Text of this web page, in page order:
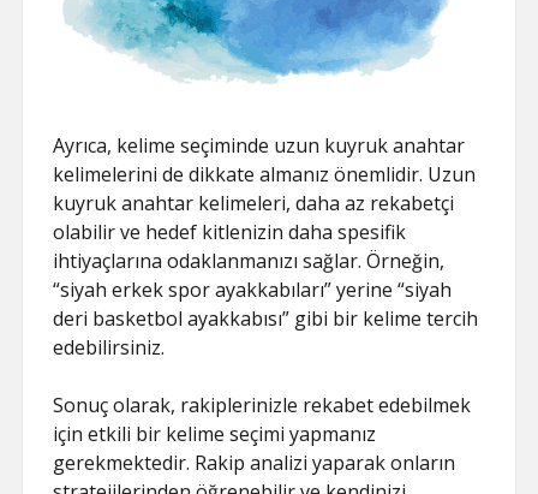
Ayrıca, kelime seçiminde uzun kuyruk anahtar
kelimelerini de dikkate almanız önemlidir. Uzun
kuyruk anahtar kelimeleri, daha az rekabetçi
olabilir ve hedef kitlenizin daha spesifik
ihtiyaçlarına odaklanmanızı sağlar. Örneğin,
“siyah erkek spor ayakkabıları” yerine “siyah
deri basketbol ayakkabısı” gibi bir kelime tercih
edebilirsiniz.
Sonuç olarak, rakiplerinizle rekabet edebilmek
için etkili bir kelime seçimi yapmanız
gerekmektedir. Rakip analizi yaparak onların